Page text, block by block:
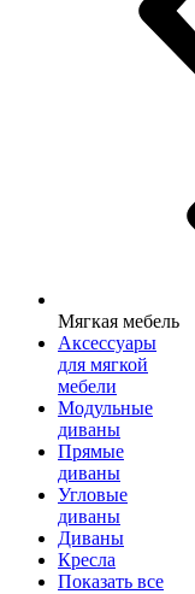
Мягкая мебель
Аксессуары
для мягкой
мебели
Модульные
диваны
Прямые
диваны
Угловые
диваны
Диваны
Кресла
Показать все